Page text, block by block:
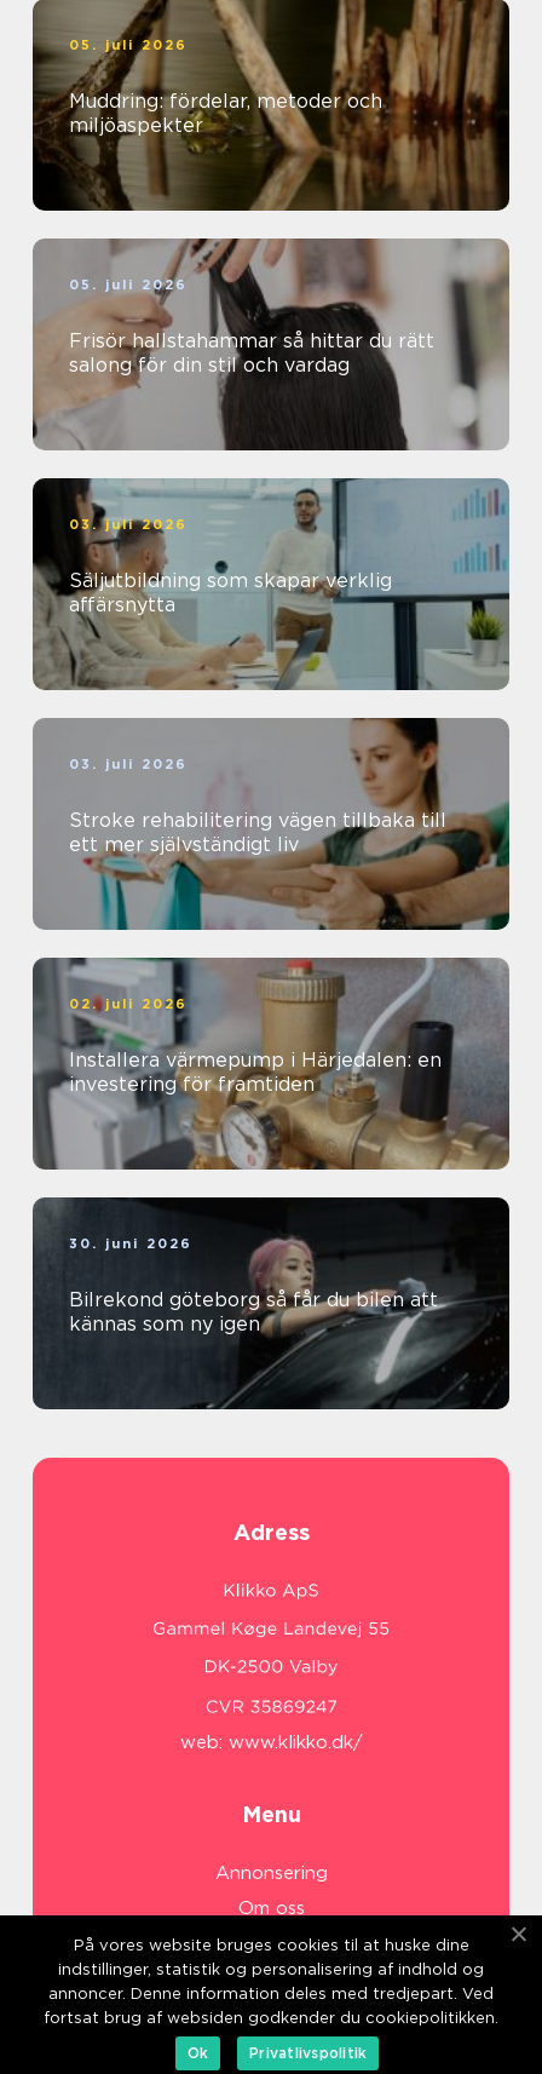
05. juli 2026
Muddring: fördelar, metoder och
miljöaspekter
05. juli 2026
Frisör hallstahammar så hittar du rätt
salong för din stil och vardag
03. juli 2026
Säljutbildning som skapar verklig
affärsnytta
03. juli 2026
Stroke rehabilitering vägen tillbaka till
ett mer självständigt liv
02. juli 2026
Installera värmepump i Härjedalen: en
investering för framtiden
30. juni 2026
Bilrekond göteborg så får du bilen att
kännas som ny igen
Adress
web: www.klikko.dk/
Menu
Annonsering
Om oss
Cookies
Kontakta oss
Sitemap
På vores website bruges cookies til at huske dine
indstillinger, statistik og personalisering af indhold og
annoncer. Denne information deles med tredjepart. Ved
fortsat brug af websiden godkender du cookiepolitikken.
Ok
Privatlivspolitik